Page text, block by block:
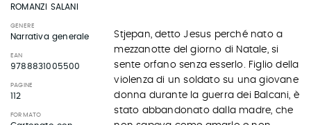
ROMANZI SALANI
GENERE
Narrativa generale
EAN
9788831005500
PAGINE
112
FORMATO
Stjepan, detto Jesus perché nato a
mezzanotte del giorno di Natale, si
sente orfano senza esserlo. Figlio della
violenza di un soldato su una giovane
donna durante la guerra dei Balcani, è
stato abbandonato dalla madre, che